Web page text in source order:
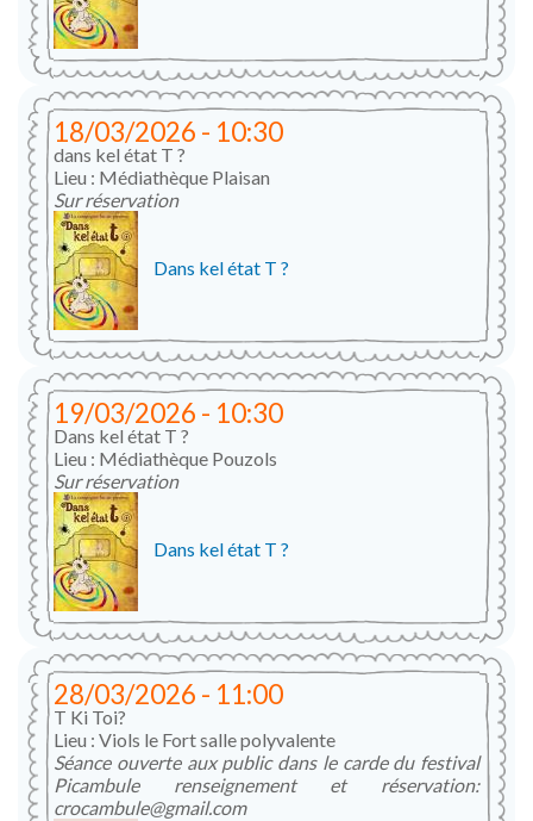
18/03/2026 - 10:30
dans kel état T ?
Lieu : Médiathèque Plaisan
Sur réservation
Dans kel état T ?
19/03/2026 - 10:30
Dans kel état T ?
Lieu : Médiathèque Pouzols
Sur réservation
Dans kel état T ?
28/03/2026 - 11:00
T Ki Toi?
Lieu : Viols le Fort salle polyvalente
Séance ouverte aux public dans le carde du festival
Picambule renseignement et réservation:
crocambule@gmail.com